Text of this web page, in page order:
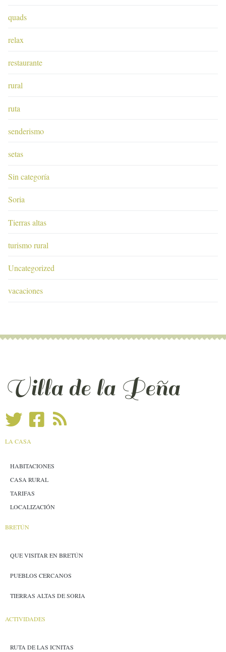
quads
relax
restaurante
rural
ruta
senderismo
setas
Sin categoría
Soria
Tierras altas
turismo rural
Uncategorized
vacaciones
Villa de la Peña
LA CASA
HABITACIONES
CASA RURAL
TARIFAS
LOCALIZACIÓN
BRETÚN
QUE VISITAR EN BRETÚN
PUEBLOS CERCANOS
TIERRAS ALTAS DE SORIA
ACTIVIDADES
RUTA DE LAS ICNITAS